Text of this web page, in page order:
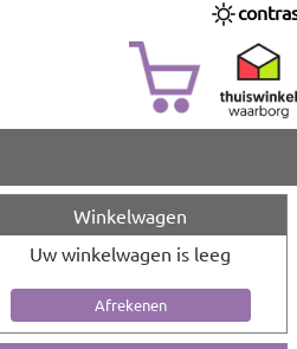
Winkelwagen
Uw winkelwagen is leeg